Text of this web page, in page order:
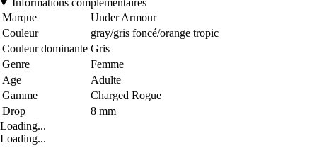
Marque
Under Armour
Couleur
gray/gris foncé/orange tropic
Couleur dominante Gris
Genre
Femme
Age
Adulte
Gamme
Charged Rogue
Drop
8 mm
Loading...
Loading...